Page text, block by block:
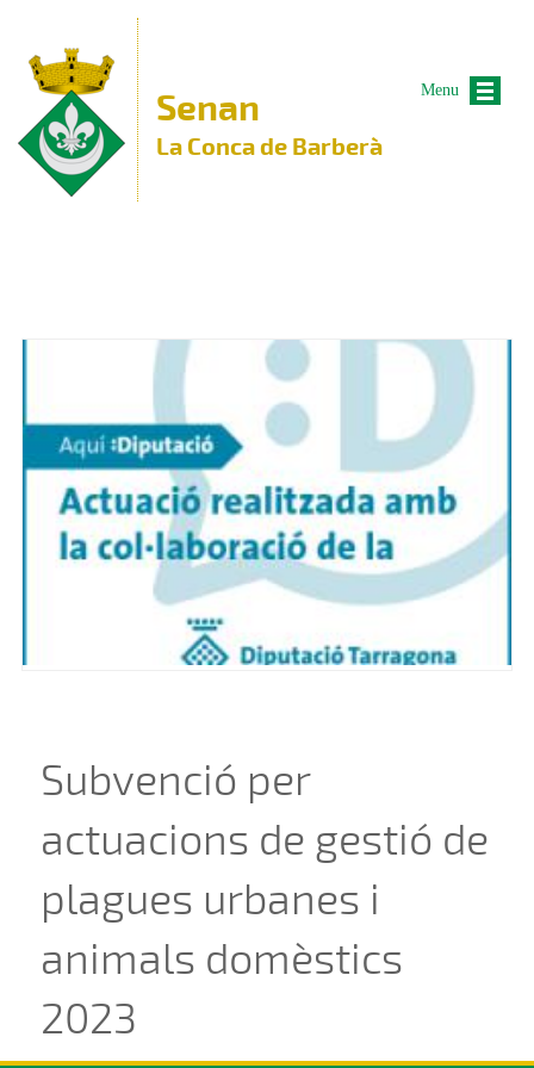
Senan
La Conca de Barberà
Subvenció per
actuacions de gestió de
plagues urbanes i
animals domèstics
2023
Menu